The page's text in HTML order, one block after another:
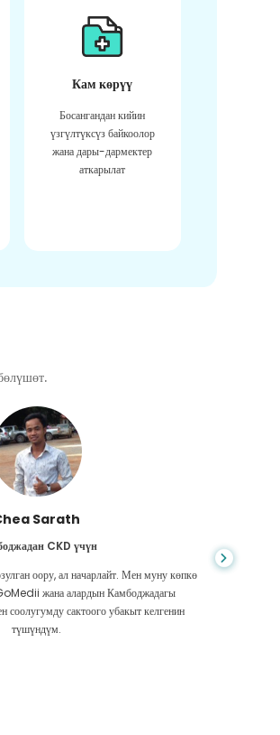
Кам көрүү
Босангандан кийин
үзгүлтүксүз байкоолор
жана дары-дармектер
аткарылат
Sarath
CKD үчүн
оору, ал начарлайт. Мен муну көпкө
жана алардын Камбоджадагы
соолугумду сактоого убакыт келгенин
түшүндүм.